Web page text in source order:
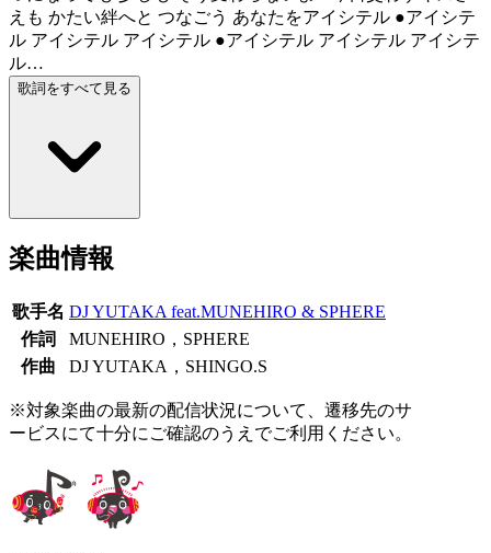
えも かたい絆へと つなごう あなたをアイシテル ●アイシテ
ル アイシテル アイシテル ●アイシテル アイシテル アイシテ
ル…
歌詞をすべて見る
楽曲情報
歌手名 DJ YUTAKA feat.MUNEHIRO & SPHERE
作詞
MUNEHIRO，SPHERE
作曲
DJ YUTAKA，SHINGO.S
※対象楽曲の最新の配信状況について、遷移先のサ
ービスにて十分にご確認のうえでご利用ください。